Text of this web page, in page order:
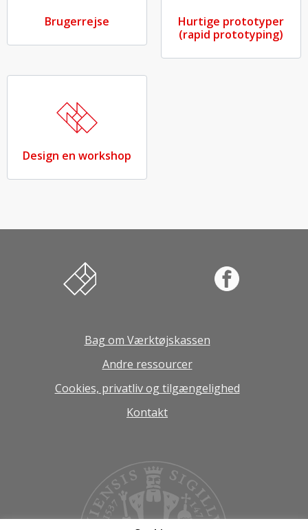
Brugerrejse
Hurtige prototyper
(rapid prototyping)
Design en workshop
Værktøjskassen til innovation og
Facebook
Bag om Værktøjskassen
Andre ressourcer
Cookies, privatliv og tilgængelighed
Kontakt